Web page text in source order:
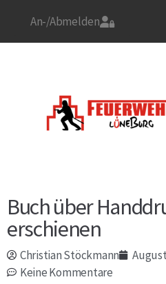
An-/Abmelden
Buch über
erschienen
Christian Stöckmann
Keine Kommentare